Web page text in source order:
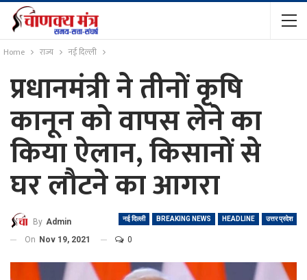
Home राज्य नई दिल्ली
प्रधानमंत्री ने तीनों कृषि
कानून को वापस लेने का
किया ऐलान, किसानों से
घर लौटने का आगरा
नई दिल्ली BREAKING NEWS HEADLINE उत्तर प्रदेश
By Admin
On Nov 19, 2021 0